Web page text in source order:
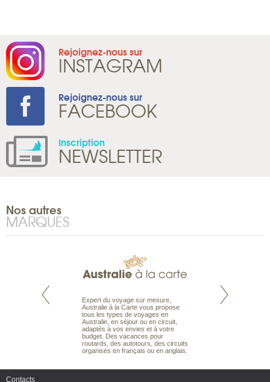
Rejoignez-nous sur
INSTAGRAM
Rejoignez-nous sur
FACEBOOK
Inscription
NEWSLETTER
Nos autres
MARQUES
est le spécialiste
Expert du voyage sur mesure,
Australie à la Carte vous propose
tous les types de voyages en
Australie, en séjour ou en circuit,
adaptés à vos envies et à votre
budget. Des vacances pour
routards, des autotours, des circuits
organisés en français ou en anglais.
Parce qu’ils sont
Contacts